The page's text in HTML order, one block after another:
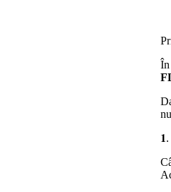
PLANTE VERZI LA
În
𝟏.